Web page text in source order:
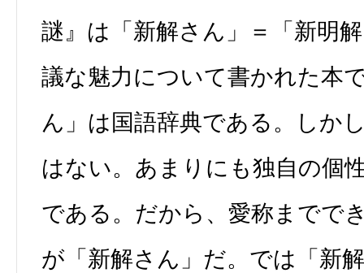
謎』は「新解さん」＝「新明
議な魅力について書かれた本
ん」は国語辞典である。しか
はない。あまりにも独自の個
である。だから、愛称までで
が「新解さん」だ。では「新